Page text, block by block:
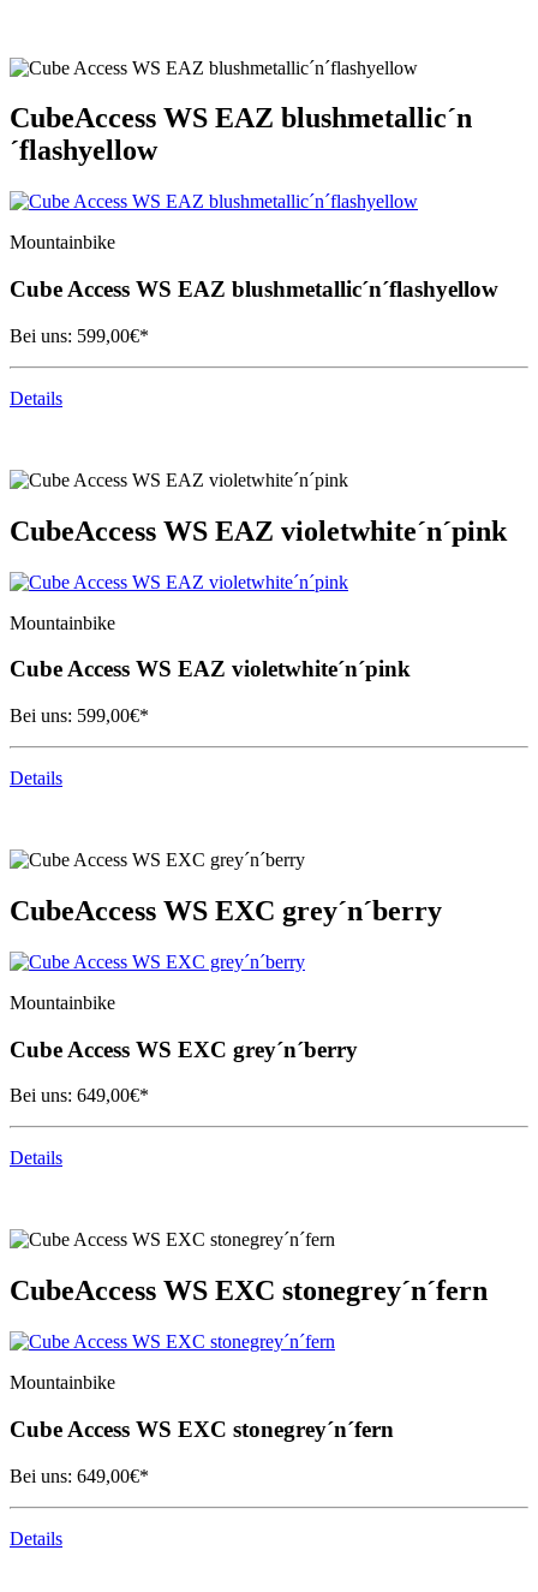
CubeAccess WS EAZ blushmetallic´n
´flashyellow
Mountainbike
Cube Access WS EAZ blushmetallic´n´flashyellow
Bei uns: 599,00€*
Details
CubeAccess WS EAZ violetwhite´n´pink
Mountainbike
CubeAccess WS EAZ violetwhite´n´pink
Bei uns: 599,00€*
Details
CubeAccess WS EXC grey´n´berry
Mountainbike
Cube Access WS EXC grey´n´berry
Bei uns: 649,00€*
Details
CubeAccess WS EXC stonegrey´n´fern
Mountainbike
Cube Access WS EXC stonegrey´n´fern
Bei uns: 649,00€*
Details